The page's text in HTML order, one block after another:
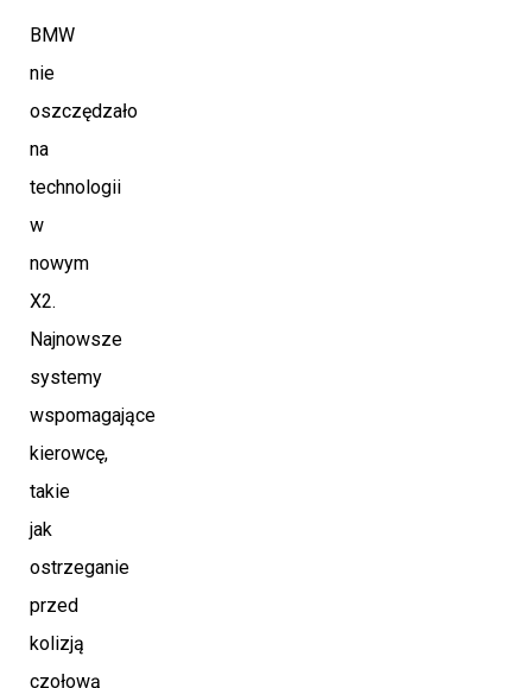
BMW
nie
oszczędzało
na
technologii
w
nowym
X2.
Najnowsze
systemy
wspomagające
kierowcę,
takie
jak
ostrzeganie
przed
kolizją
czołową